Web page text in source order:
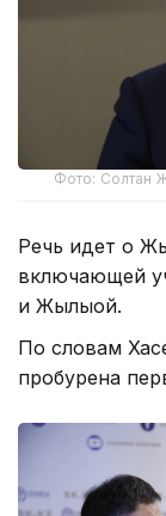
Фото: Солтан
Речь идет о
включающей
и Жылыой.
По словам
пробурена